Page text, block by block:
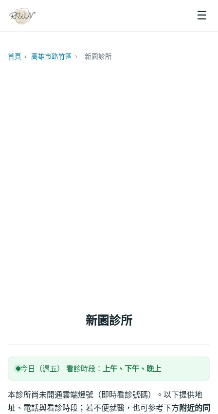
☰
首頁 › 高雄市路竹區 › 新園診所
新園診所
今日（週五） 看診時段： 上午、下午、晚上
本診所尚未開通雲端燈號（即時看診號碼）。以下提供地
址、電話與看診時段；若不便就醫，也可參考下方 附近的同